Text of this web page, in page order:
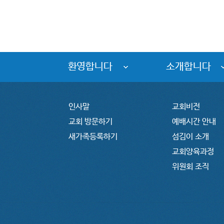
환영합니다 소개합니다
인사말
교회 방문하기
새가족등록하기
교회비전
예배시간 안내
섬김이 소개
교회양육과정
위원회 조직